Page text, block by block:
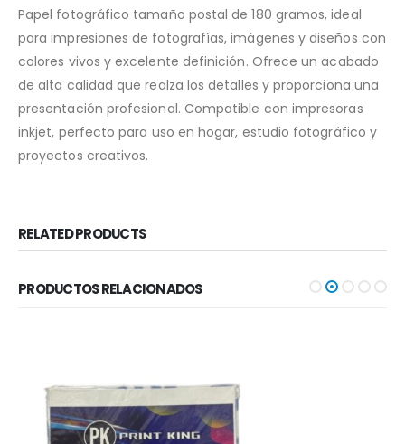
Papel fotográfico tamaño postal de 180 gramos, ideal
para impresiones de fotografías, imágenes y diseños con
colores vivos y excelente definición. Ofrece un acabado
de alta calidad que realza los detalles y proporciona una
presentación profesional. Compatible con impresoras
inkjet, perfecto para uso en hogar, estudio fotográfico y
proyectos creativos.
RELATED PRODUCTS
PRODUCTOS RELACIONADOS